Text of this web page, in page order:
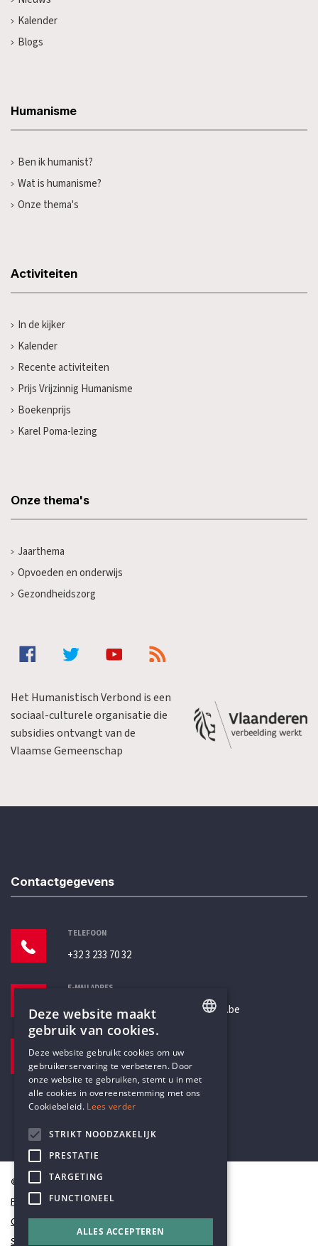
Kalender
Blogs
Humanisme
Ben ik humanist?
Wat is humanisme?
Onze thema's
Activiteiten
In de kijker
Kalender
Recente activiteiten
Prijs Vrijzinnig Humanisme
Boekenprijs
Karel Poma-lezing
Onze thema's
Jaarthema
Opvoeden en onderwijs
Gezondheidszorg
Het Humanistisch Verbond is een
sociaal-culturele organisatie die
subsidies ontvangt van de
Vlaamse Gemeenschap
Contactgegevens
TELEFOON
+32 3 233 70 32
E-MAILADRES
secretariaat@humanistischverbond.be
Pottenbrug 4
Antwerpen, 2000
© Humanistisch Verbond 2026
Privacy
Cookiestatement
Sitemap
DUTCH
Deze website maakt
gebruik van cookies.
Deze website gebruikt cookies om uw
gebruikerservaring te verbeteren. Door
onze website te gebruiken, stemt u in met
alle cookies in overeenstemming met ons
Cookiebeleid. Lees verder
STRIKT NOODZAKELIJK
PRESTATIE
TARGETING
FUNCTIONEEL
ALLES ACCEPTEREN